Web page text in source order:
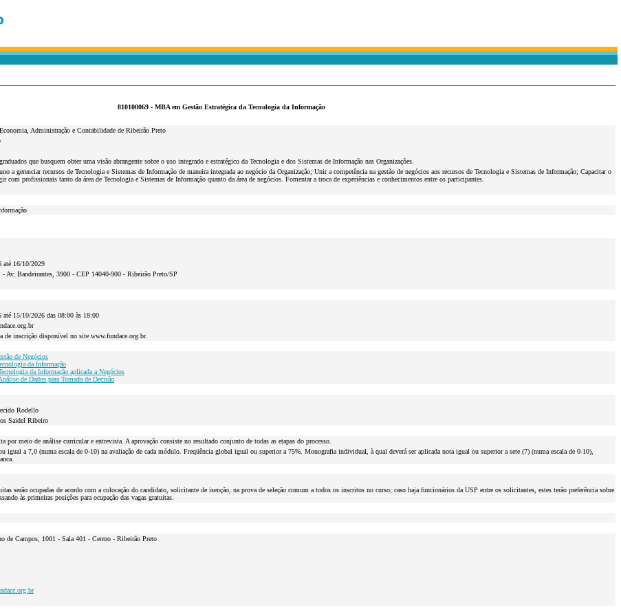
810100069 - MBA em Gestão Estratégica da Tecnologia da Informação
Administração e Contabilidade de Ribeirão Preto
que busquem obter uma visão abrangente sobre o uso integrado e estratégico da Tecnologia e dos Sistemas de Informação nas Organizações.
a gerenciar recursos de Tecnologia e Sistemas de Informação de maneira integrada ao negócio da Organização; Unir a competência na gestão de negócios aos recursos de Tecnologia e Sistemas de Informação; Capacitar o
com profissionais tanto da área de Tecnologia e Sistemas de Informação quanto da área de negócios. Fomentar a troca de experiências e conhecimentos entre os participantes.
até 16/10/2029
Av. Bandeirantes, 3900 - CEP 14040-900 - Ribeirão Preto/SP
até 15/10/2026 das 08:00 às 18:00
de inscrição disponível no site www.fundace.org.br.
de Negócios
da Informação
da Informação aplicada a Negócios
de Dados para Tomada de Decisão
Rodello
Saidel Ribeiro
por meio de análise curricular e entrevista. A aprovação consiste no resultado conjunto de todas as etapas do processo.
igual a 7,0 (numa escala de 0-10) na avaliação de cada módulo. Freqüência global igual ou superior a 75%. Monografia individual, à qual deverá ser aplicada nota igual ou superior a sete (7) (numa escala de 0-10),
serão ocupadas de acordo com a colocação do candidato, solicitante de isenção, na prova de seleção comum a todos os inscritos no curso; caso haja funcionários da USP entre os solicitantes, estes terão preferência sobre
às primeiras posições para ocupação das vagas gratuitas.
de Campos, 1001 - Sala 401 - Centro - Ribeirão Preto